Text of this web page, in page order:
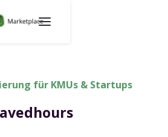
für KMUs & Startups